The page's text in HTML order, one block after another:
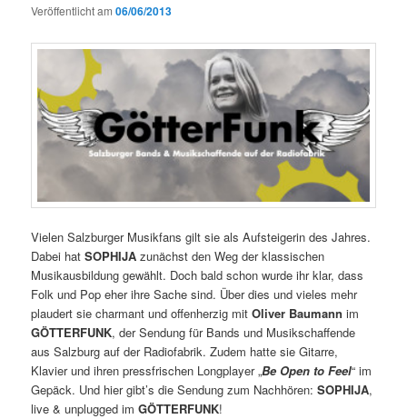
Veröffentlicht am06/06/2013
Vielen Salzburger Musikfans gilt sie als Aufsteigerin des Jahres.
Dabei hatSOPHIJA zunächst den Weg der klassischen
Musikausbildung gewählt. Doch bald schon wurde ihr klar, dass
Folk und Pop eher ihre Sache sind. Über dies und vieles mehr
plaudert sie charmant und offenherzig mitOliver Baumann im
GÖTTERFUNK, der Sendung für Bands und Musikschaffende
aus Salzburg auf der Radiofabrik. Zudem hatte sie Gitarre,
Klavier und ihren pressfrischen Longplayer „Be Open to Feel“ im
Gepäck. Und hier gibt’s die Sendung zum Nachhören:SOPHIJA,
live & unplugged imGÖTTERFUNK!